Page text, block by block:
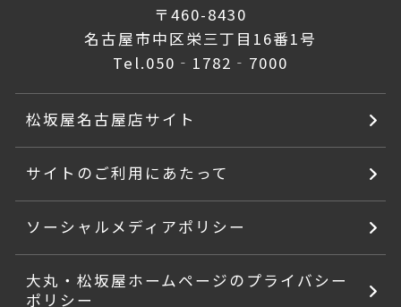
〒460-8430
名古屋市中区栄三丁目16番1号
Tel.050‐1782‐7000
松坂屋名古屋店サイト
サイトのご利用にあたって
ソーシャルメディアポリシー
大丸・松坂屋ホームページのプライバシー
ポリシー